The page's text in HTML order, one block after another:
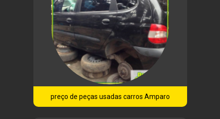
preço de peças usadas carros Amparo